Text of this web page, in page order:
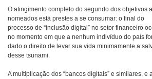
O atingimento completo do segundo dos objetivos
nomeados está prestes a se consumar: o final do
processo de “inclusão digital” no setor financeiro
no momento em que a nenhum indivíduo do país
dado o direito de levar sua vida minimamente a
desse tsunami.
A multiplicação dos “bancos digitais” e similares, e